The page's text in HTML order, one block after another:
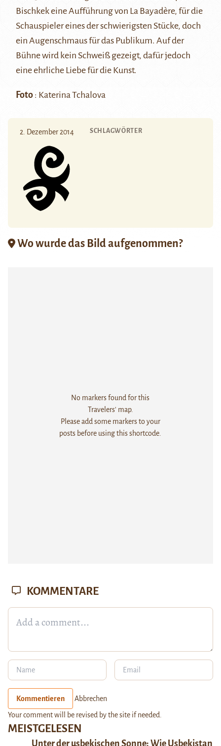
Bischkek eine Aufführung von La Bayadère, für die
Schauspieler eines der schwierigsten Stücke, doch
ein Augenschmaus für das Publikum. Auf der
Bühne wird kein Schweiß gezeigt, dafür jedoch
eine ehrliche Liebe für die Kunst.
Foto : Katerina Tchalova
2. Dezember 2014 SCHLAGWÖRTER
Wo wurde das Bild aufgenommen?
No markers found for this
Travelers' map.
Please add some markers to your
posts before using this shortcode.
MEISTGELESEN
Unter der usbekischen Sonne: Wie Usbekistan
KOMMENTARE
Kommentieren Abbrechen
Your comment will be revised by the site if needed.